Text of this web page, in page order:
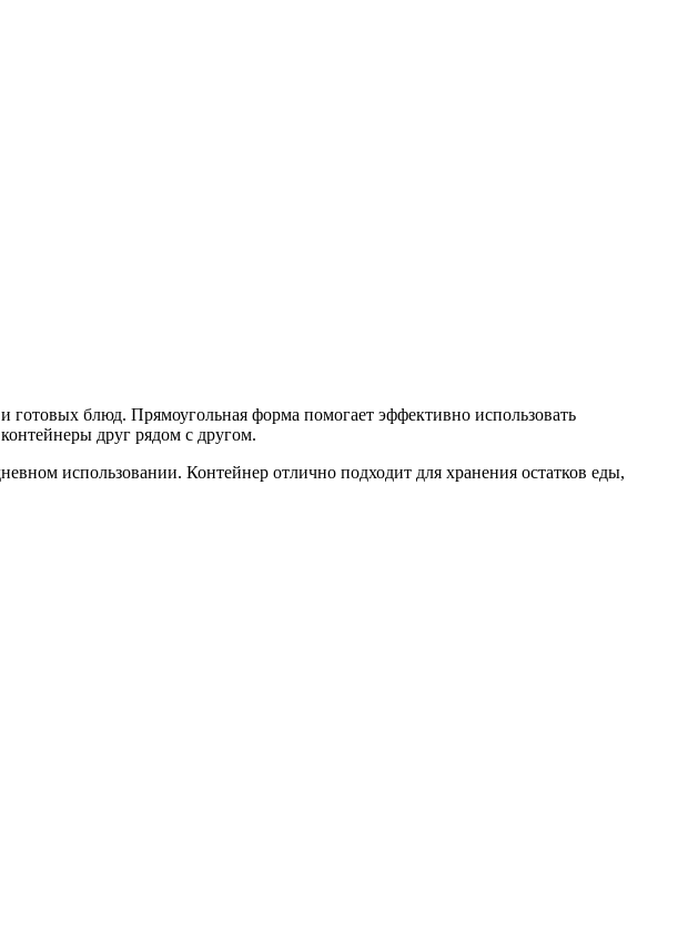
блюд. Прямоугольная форма помогает эффективно использовать
друг рядом с другом.
использовании. Контейнер отлично подходит для хранения остатков еды,